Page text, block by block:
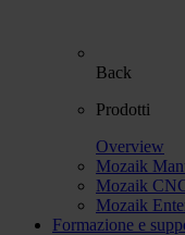
Back
Prodotti
Overview
Mozaik
Mozaik
Mozaik
Formazione e